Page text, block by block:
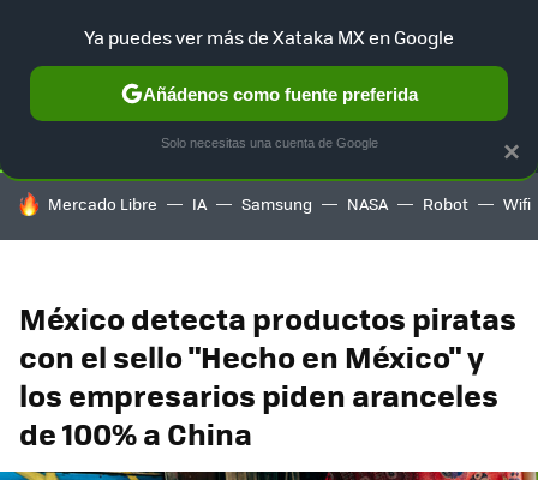
SELECCIÓN GAMING HOME AUTO TERRITORIO
HOY SE HABLA DE
Mercado Libre IA Samsung NASA Robot Wifi
México detecta productos piratas
con el sello "Hecho en México" y
los empresarios piden aranceles
de 100% a China
×
Ya puedes ver más de Xataka MX en Google
Añádenos como fuente preferida
Solo necesitas una cuenta de Google